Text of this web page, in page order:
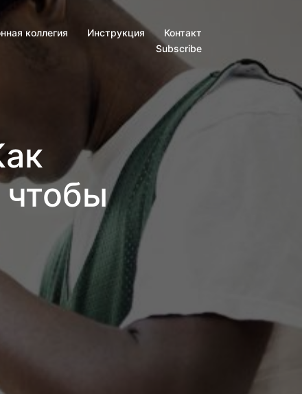
коллегия Инструкция
Контакт
Subscribe
чтобы